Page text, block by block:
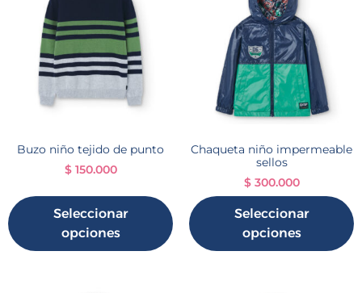
Buzo niño tejido de punto
$150.000
Seleccionar
opciones
Chaqueta niño impermeable
sellos
$300.000
Seleccionar
opciones